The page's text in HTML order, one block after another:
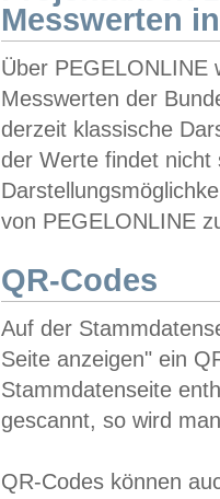
Messwerten
Über PEGELONLINE
Messwerten der
derzeit klassische
der Werte findet
von PEGELONLINE
QR-Codes
Auf der
Seite anzeigen" ein
Stammdatenseite
gescannt, so wird
QR-Codes können